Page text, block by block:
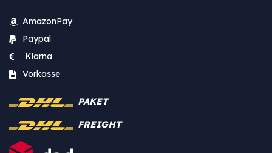
AmazonPay
Paypal
Klarna
Vorkasse
PAKET
FREIGHT